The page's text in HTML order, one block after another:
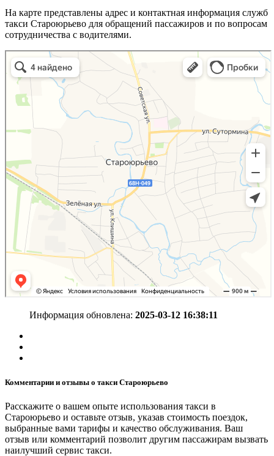
На карте представлены адрес и контактная информация служб
такси Староюрьево для обращений пассажиров и по вопросам
сотрудничества с водителями.
Информация обновлена: 2025-03-12 16:38:11
Комментарии и отзывы о такси Староюрьево
Расскажите о вашем опыте использования такси в
Староюрьево и оставьте отзыв, указав стоимость поездок,
выбранные вами тарифы и качество обслуживания. Ваш
отзыв или комментарий позволит другим пассажирам вызвать
наилучший сервис такси.